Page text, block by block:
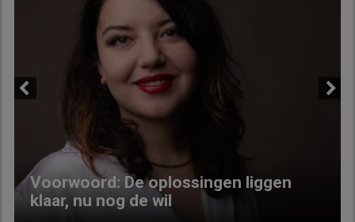
Voorwoord: De oplossingen liggen
klaar, nu nog de wil